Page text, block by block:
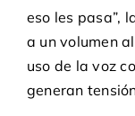
eso les pasa”,
a un volumen
uso de la voz
generan